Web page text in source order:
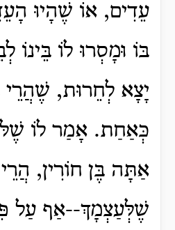
עֵדִים, אוֹ שֶׁהָיוּ
בּוֹ וּמָסְרוּ לוֹ בֵּינוֹ
יָצָא לְחֵרוּת, שֶׁהֲרֵי
כְּאַחַת. אָמַר לוֹ
אַתָּה בֶּן חוֹרִין,
שֶׁלְּעַצְמָךְ--אַף עַל